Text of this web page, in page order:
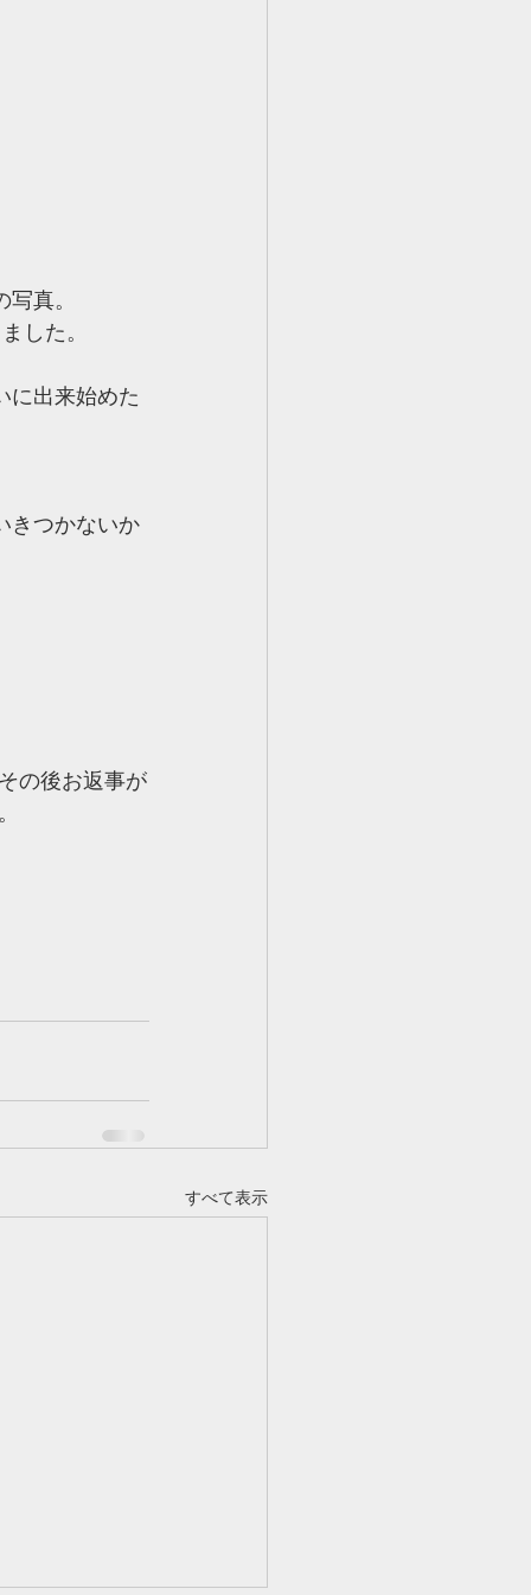
真。
した。
に出来始めた
きつかないか
の後お返事が
すべて表示